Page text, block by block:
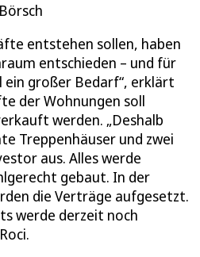
entstehen sollen, haben
entschieden – und für
großer Bedarf“, erklärt
der Wohnungen soll
werden. „Deshalb
Treppenhäuser und zwei
aus. Alles werde
gebaut. In der
die Verträge aufgesetzt.
werde derzeit noch